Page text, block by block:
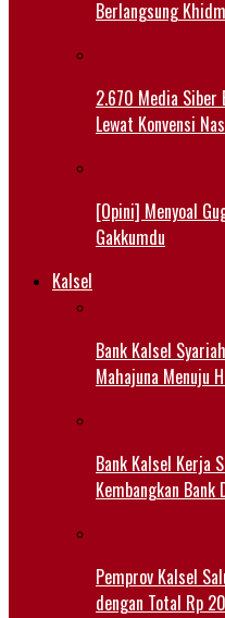
Berlangsung
2.670 Media Siber
Lewat Konvensi
[Opini] Menyoal
Gakkumdu
Kalsel
Bank Kalsel
Mahajuna Menuju
Bank Kalsel Kerja
Kembangkan Bank
Pemprov Kalsel
dengan Total Rp